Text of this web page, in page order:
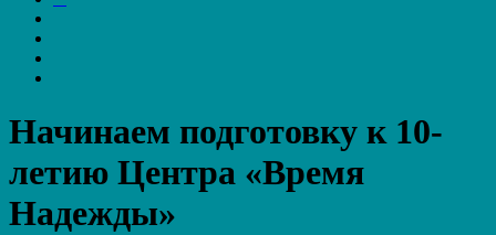
Начинаем подготовку к 10-
летию Центра «Время
Надежды»